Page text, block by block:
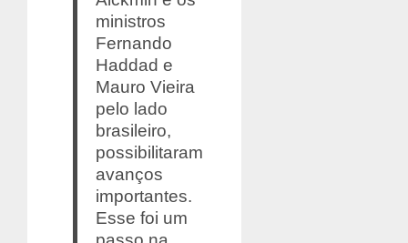
ministros
Fernando
Haddad e
Mauro Vieira
pelo lado
brasileiro,
possibilitaram
avanços
importantes.
Esse foi um